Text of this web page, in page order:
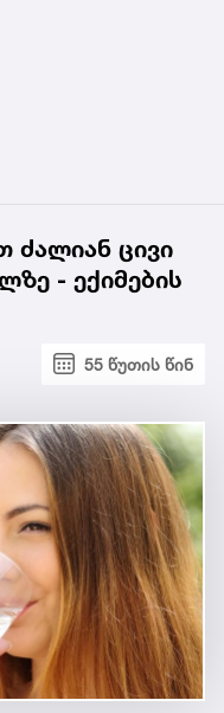
ძალიან ცივი
- ექიმების
55 წუთის წინ